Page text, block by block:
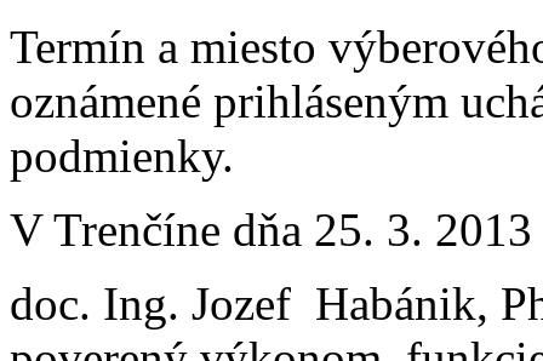
Termín a miesto
oznámené prihláseným
podmienky.
V Trenčíne dňa 25. 3. 2013
doc. Ing. Jozef Habánik,